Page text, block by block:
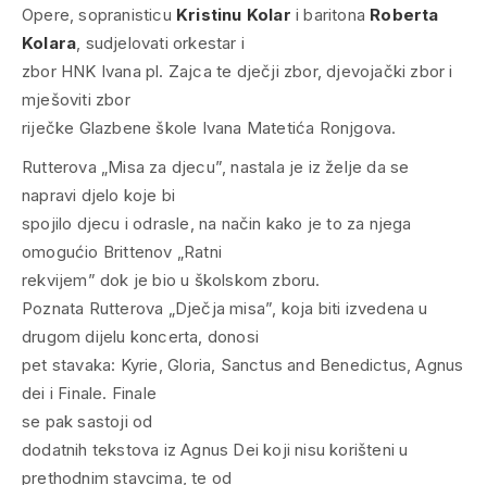
Opere, sopranisticu Kristinu Kolar i baritona Roberta
Kolara, sudjelovati orkestar i
zbor HNK Ivana pl. Zajca te dječji zbor, djevojački zbor i
mješoviti zbor
riječke Glazbene škole Ivana Matetića Ronjgova.
Rutterova „Misa za djecu”, nastala je iz želje da se
napravi djelo koje bi
spojilo djecu i odrasle, na način kako je to za njega
omogućio Brittenov „Ratni
rekvijem” dok je bio u školskom zboru.
Poznata Rutterova „Dječja misa”, koja biti izvedena u
drugom dijelu koncerta, donosi
pet stavaka: Kyrie, Gloria, Sanctus and Benedictus, Agnus
dei i Finale. Finale
se pak sastoji od
dodatnih tekstova iz Agnus Dei koji nisu korišteni u
prethodnim stavcima, te od